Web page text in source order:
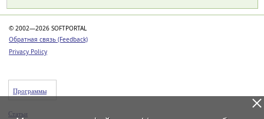
© 2002—2026 SOFTPORTAL
Обратная связь (Feedback)
Privacy Policy
Программы
Статьи